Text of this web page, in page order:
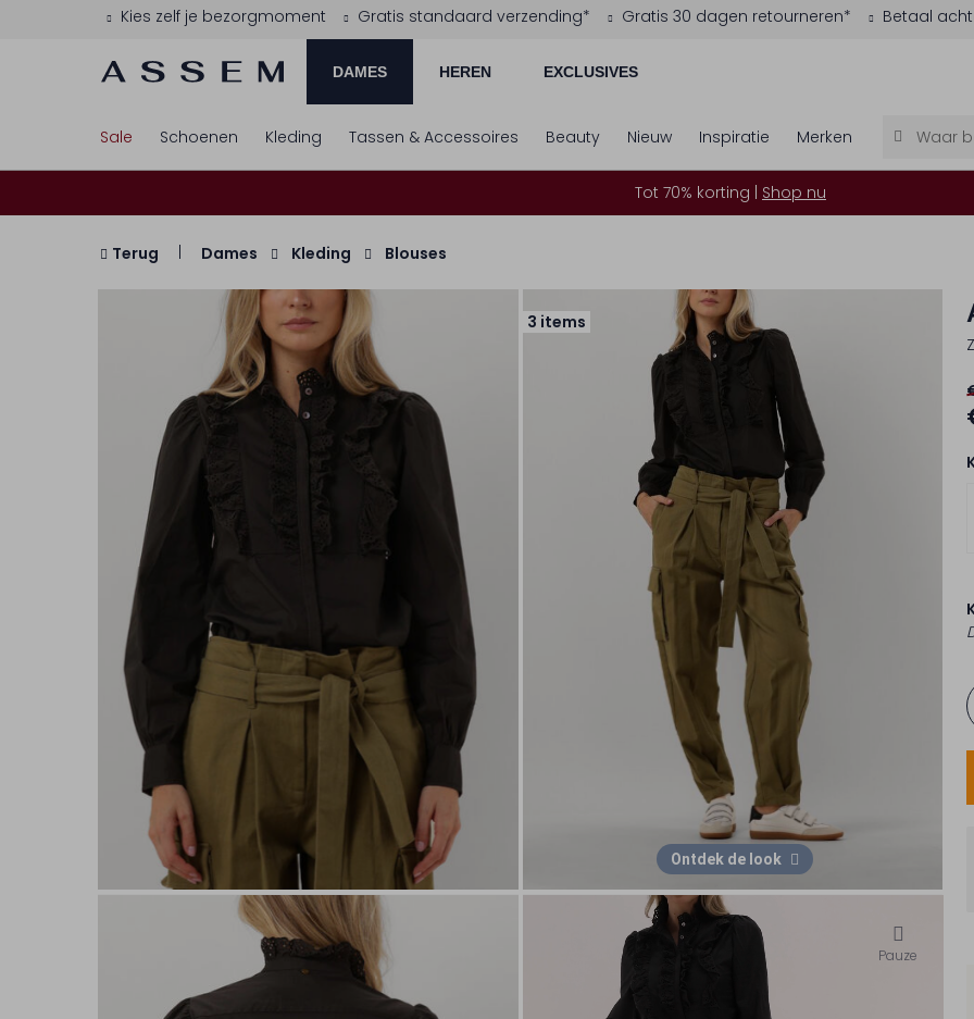
Kies zelf je bezorgmoment Gratis standaard verzending* Gratis 30 dagen retourneren* Betaal
DAMES HEREN EXCLUSIVES
Sale Schoenen Kleding Tassen & Accessoires Beauty Nieuw Inspiratie Merken
Tot 70% korting | Shop nu
Terug Dames Kleding Blouses
3 items
Ontdek de look
Pauze